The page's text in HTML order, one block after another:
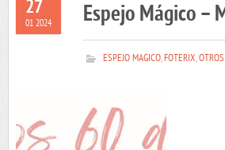
27
01 2024 Espejo Mágico –
ESPEJO MAGICO,FOTERIX,